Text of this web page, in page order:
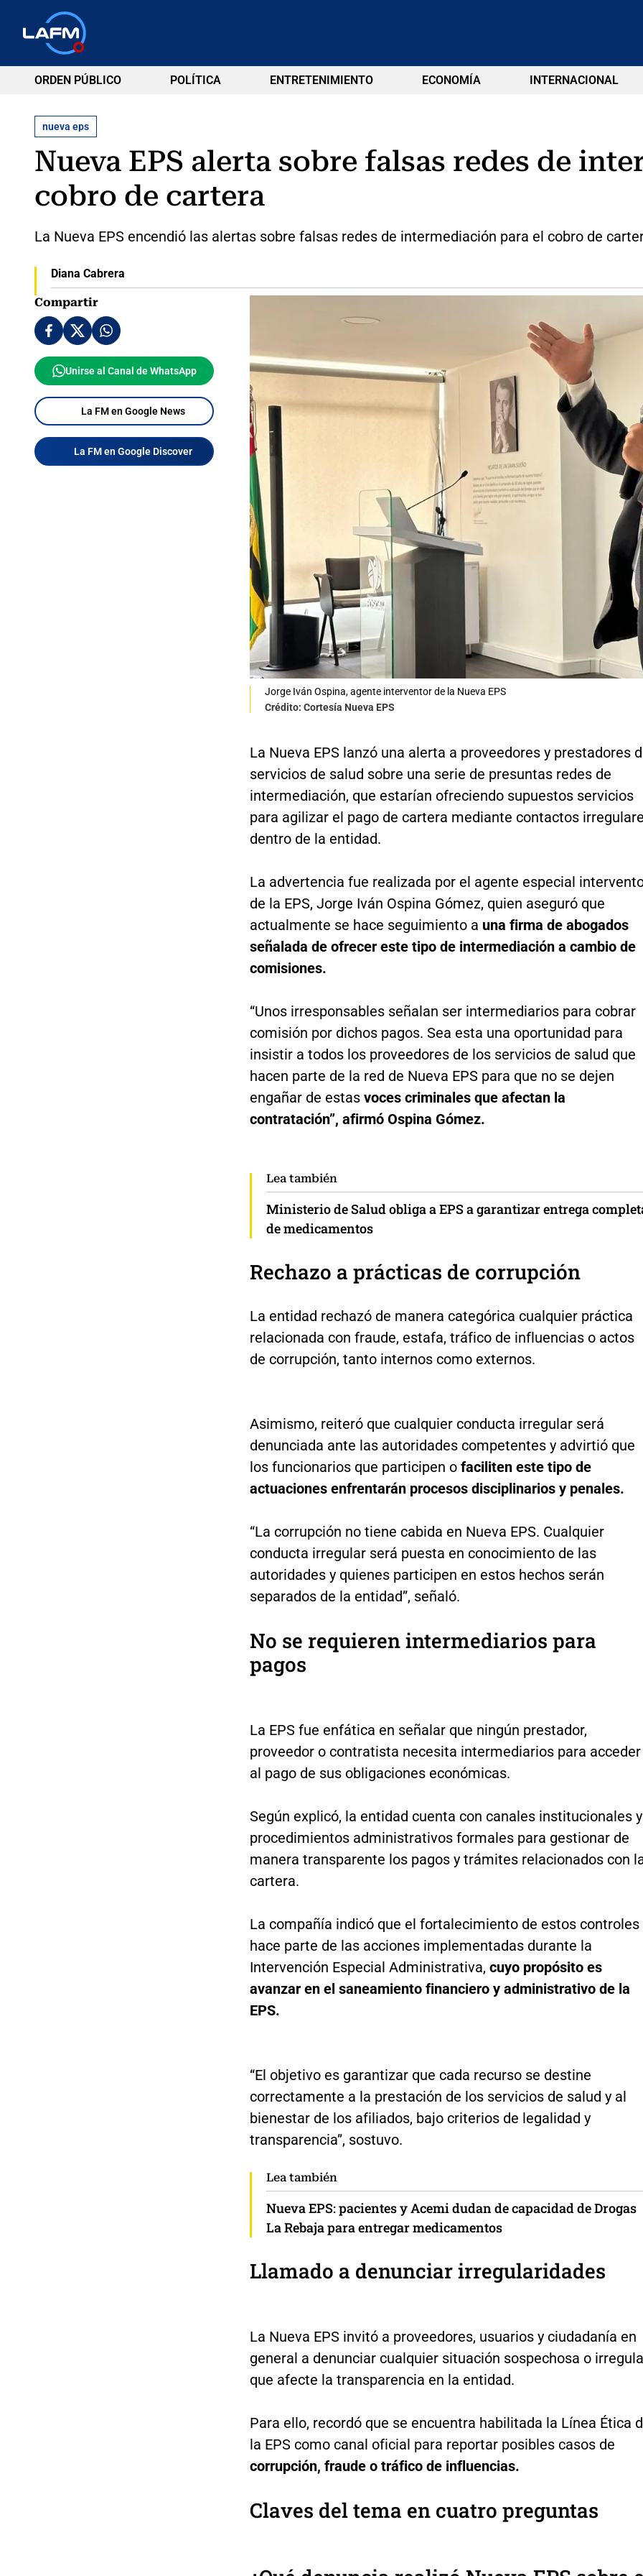
ORDEN PÚBLICO POLÍTICA ENTRETENIMIENTO ECONOMÍA INTERNACIONAL
nueva eps
Nueva EPS alerta sobre falsas redes de
cobro de cartera
La Nueva EPS encendió las alertas sobre falsas redes de intermediación para el cobro de
Diana Cabrera
Compartir
Unirse al Canal de WhatsApp
La FM en Google News
La FM en Google Discover
Jorge Iván Ospina, agente interventor de la Nueva EPS
Crédito: Cortesía Nueva EPS
La Nueva EPS lanzó una alerta a proveedores y prestadores
servicios de salud sobre una serie de presuntas redes de
intermediación, que estarían ofreciendo supuestos servicios
para agilizar el pago de cartera mediante contactos
dentro de la entidad.
La advertencia fue realizada por el agente especial
de la EPS, Jorge Iván Ospina Gómez, quien aseguró que
actualmente se hace seguimiento a una firma de abogados
señalada de ofrecer este tipo de intermediación a cambio de
comisiones.
“Unos irresponsables señalan ser intermediarios para cobrar
comisión por dichos pagos. Sea esta una oportunidad para
insistir a todos los proveedores de los servicios de salud que
hacen parte de la red de Nueva EPS para que no se dejen
engañar de estas voces criminales que afectan la
contratación”, afirmó Ospina Gómez.
Lea también
Ministerio de Salud obliga a EPS a garantizar entrega
de medicamentos
Rechazo a prácticas de corrupción
La entidad rechazó de manera categórica cualquier práctica
relacionada con fraude, estafa, tráfico de influencias o actos
de corrupción, tanto internos como externos.
Asimismo, reiteró que cualquier conducta irregular será
denunciada ante las autoridades competentes y advirtió que
los funcionarios que participen ofaciliten este tipo de
actuaciones enfrentarán procesos disciplinarios y penales.
“La corrupción no tiene cabida en Nueva EPS. Cualquier
conducta irregular será puesta en conocimiento de las
autoridades y quienes participen en estos hechos serán
separados de la entidad”, señaló.
No se requieren intermediarios para
pagos
La EPS fue enfática en señalar que ningún prestador,
proveedor o contratista necesita intermediarios para acceder
al pago de sus obligaciones económicas.
Según explicó, la entidad cuenta con canales institucionales y
procedimientos administrativos formales para gestionar de
manera transparente los pagos y trámites relacionados con
cartera.
La compañía indicó que el fortalecimiento de estos controles
hace parte de las acciones implementadas durante la
Intervención Especial Administrativa, cuyo propósito es
avanzar en el saneamiento financiero y administrativo de la
EPS.
“El objetivo es garantizar que cada recurso se destine
correctamente a la prestación de los servicios de salud y al
bienestar de los afiliados, bajo criterios de legalidad y
transparencia”, sostuvo.
Lea también
Nueva EPS: pacientes y Acemi dudan de capacidad de Drogas
La Rebaja para entregar medicamentos
Llamado a denunciar irregularidades
La Nueva EPS invitó a proveedores, usuarios y ciudadanía en
general a denunciar cualquier situación sospechosa o
que afecte la transparencia en la entidad.
Para ello, recordó que se encuentra habilitada la Línea Ética
la EPS como canal oficial para reportar posibles casos de
corrupción, fraude o tráfico de influencias.
Claves del tema en cuatro preguntas